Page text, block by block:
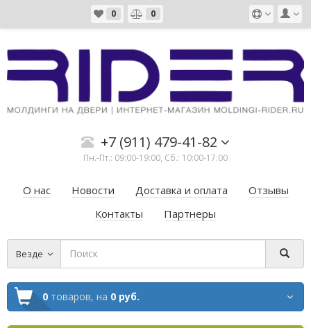
0 0
+7 (911) 479-41-82
Пн.-Пт.: 09:00-19:00, Сб.: 10:00-17:00
О нас Новости Доставка и оплата
Отзывы
Контакты
Партнеры
Везде
0 товаров, на 0 руб.